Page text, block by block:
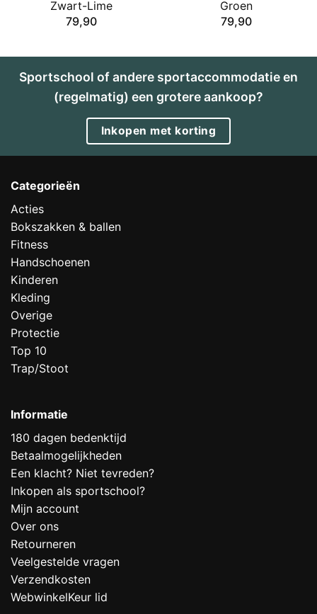
Zwart-Lime
79,90
Groen
79,90
Sportschool of andere sportaccommodatie en
(regelmatig) een grotere aankoop?
Inkopen met korting
Categorieën
Acties
Bokszakken & ballen
Fitness
Handschoenen
Kinderen
Kleding
Overige
Protectie
Top 10
Trap/Stoot
Informatie
180 dagen bedenktijd
Betaalmogelijkheden
Een klacht? Niet tevreden?
Inkopen als sportschool?
Mijn account
Over ons
Retourneren
Veelgestelde vragen
Verzendkosten
WebwinkelKeur lid